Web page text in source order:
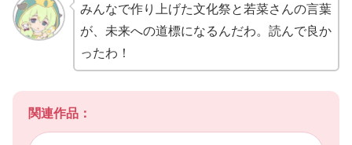
みんなで作り上げた文化祭と若菜さんの言葉
が、未来への道標になるんだわ。読んで良か
ったわ！
関連作品：